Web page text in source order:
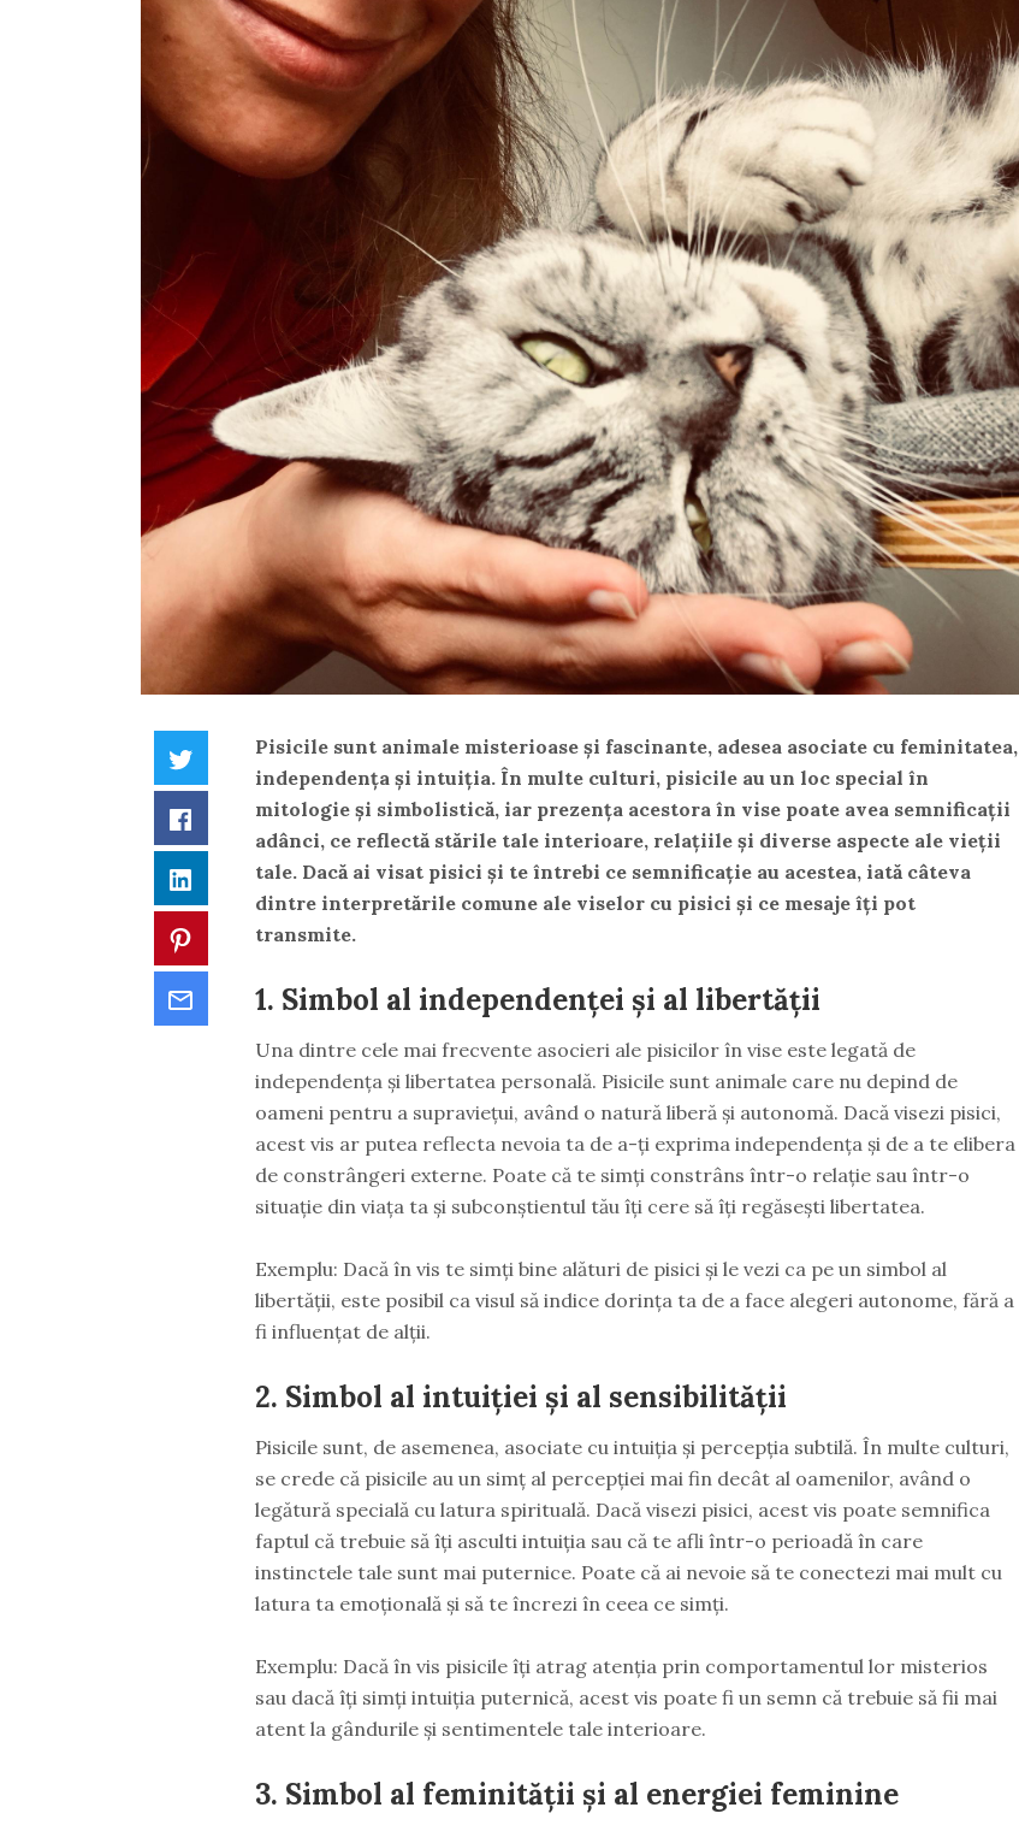
Twitter
Facebook
LinkedIn
Pinterest
Pisicile sunt animale misterioase și fascinante, adesea asociate cu feminitatea,
independența și intuiția. În multe culturi, pisicile au un loc special în
mitologie și simbolistică, iar prezența acestora în vise poate avea semnificații
adânci, ce reflectă stările tale interioare, relațiile și diverse aspecte ale vieții
tale. Dacă ai visat pisici și te întrebi ce semnificație au acestea, iată câteva
dintre interpretările comune ale viselor cu pisici și ce mesaje îți pot
transmite.
1. Simbol al independenței și al libertății
Una dintre cele mai frecvente asocieri ale pisicilor în vise este legată de
independența și libertatea personală. Pisicile sunt animale care nu depind de
oameni pentru a supraviețui, având o natură liberă și autonomă. Dacă visezi pisici,
acest vis ar putea reflecta nevoia ta de a-ți exprima independența și de a te elibera
de constrângeri externe. Poate că te simți constrâns într-o relație sau într-o
situație din viața ta și subconștientul tău îți cere să îți regăsești libertatea.
Exemplu: Dacă în vis te simți bine alături de pisici și le vezi ca pe un simbol al
libertății, este posibil ca visul să indice dorința ta de a face alegeri autonome, fără a
fi influențat de alții.
2. Simbol al intuiției și al sensibilității
Pisicile sunt, de asemenea, asociate cu intuiția și percepția subtilă. În multe culturi,
se crede că pisicile au un simț al percepției mai fin decât al oamenilor, având o
legătură specială cu latura spirituală. Dacă visezi pisici, acest vis poate semnifica
faptul că trebuie să îți asculti intuiția sau că te afli într-o perioadă în care
instinctele tale sunt mai puternice. Poate că ai nevoie să te conectezi mai mult cu
latura ta emoțională și să te încrezi în ceea ce simți.
Exemplu: Dacă în vis pisicile îți atrag atenția prin comportamentul lor misterios
sau dacă îți simți intuiția puternică, acest vis poate fi un semn că trebuie să fii mai
atent la gândurile și sentimentele tale interioare.
3. Simbol al feminității și al energiei feminine